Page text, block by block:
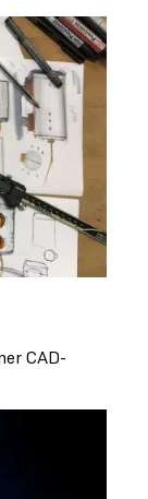
CAD-